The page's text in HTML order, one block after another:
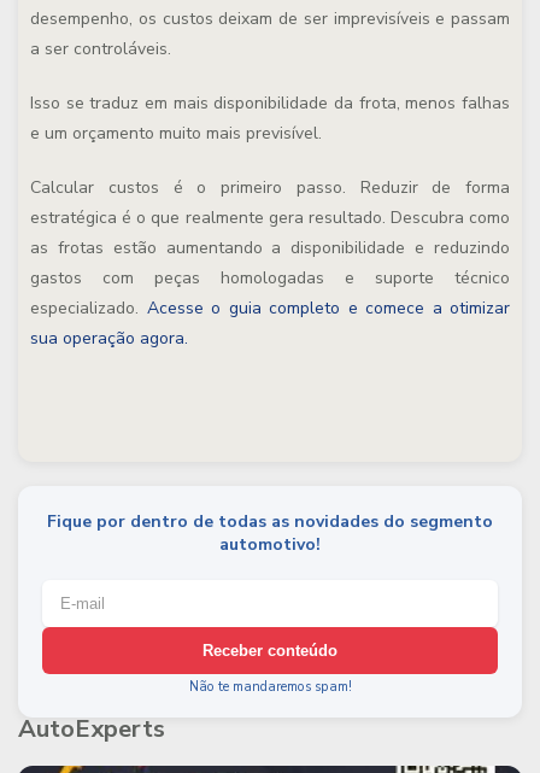
desempenho, os custos deixam de ser imprevisíveis e passam
a ser controláveis.
Isso se traduz em mais disponibilidade da frota, menos falhas
e um orçamento muito mais previsível.
Calcular custos é o primeiro passo. Reduzir de forma
estratégica é o que realmente gera resultado. Descubra como
as frotas estão aumentando a disponibilidade e reduzindo
gastos com peças homologadas e suporte técnico
especializado. Acesse o guia completo e comece a otimizar
sua operação agora.
Fique por dentro de todas as novidades do segmento
automotivo!
Receber conteúdo
Não te mandaremos spam!
AutoExperts